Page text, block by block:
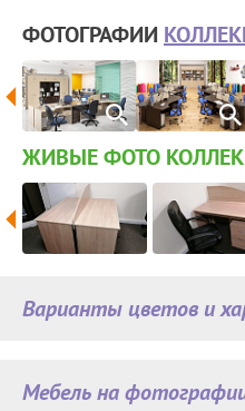
ФОТОГРАФИИ
ЖИВЫЕ ФОТО
Мебель на
Варианты цветов и